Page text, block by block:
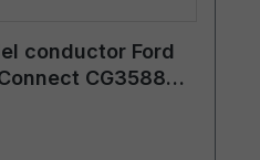
conductor Ford
CG3588de